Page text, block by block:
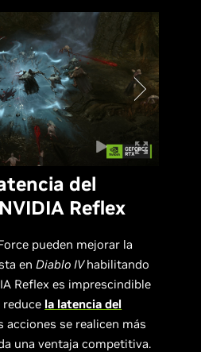
del
Reflex
pueden mejorar la
enDiablo IVhabilitando
Reflex es imprescindible
reduce la latencia del
acciones se realicen más
una ventaja competitiva.